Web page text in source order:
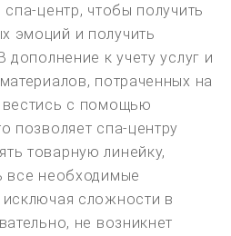
центр, чтобы получить
эмоций и получить
дополнение к учету услуг и
потраченных на
с помощью
позволяет спа-центру
товарную линейку,
все необходимые
сложности в
не возникнет